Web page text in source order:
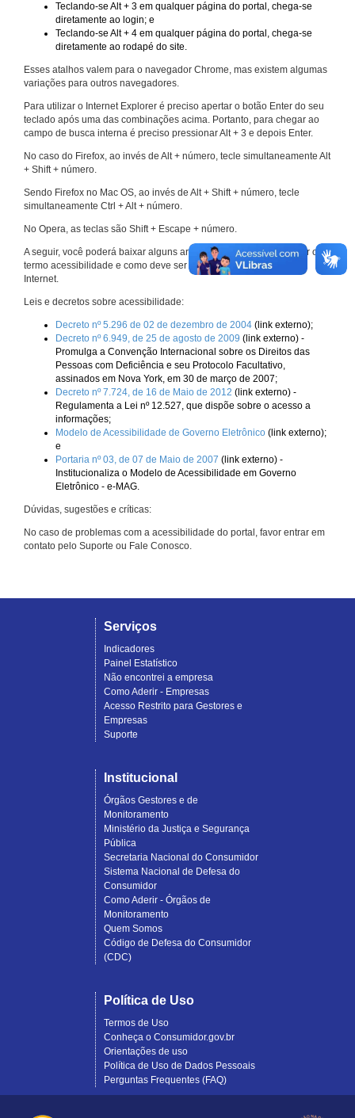
Teclando-se Alt + 3 em qualquer página do portal, chega-se
diretamente ao login; e
Teclando-se Alt + 4 em qualquer página do portal, chega-se
diretamente ao rodapé do site.
Esses atalhos valem para o navegador Chrome, mas existem algumas
variações para outros navegadores.
Para utilizar o Internet Explorer é preciso apertar o botão Enter do seu
teclado após uma das combinações acima. Portanto, para chegar ao
campo de busca interna é preciso pressionar Alt + 3 e depois Enter.
No caso do Firefox, ao invés de Alt + número, tecle simultaneamente Alt
+ Shift + número.
Sendo Firefox no Mac OS, ao invés de Alt + Shift + número, tecle
simultaneamente Ctrl + Alt + número.
No Opera, as teclas são Shift + Escape + número.
A seguir, você poderá baixar alguns arquivos que explicam melhor o
termo acessibilidade e como deve ser implementado nos sites da
Internet.
Leis e decretos sobre acessibilidade:
Decreto nº 5.296 de 02 de dezembro de 2004 (link externo);
Decreto nº 6.949, de 25 de agosto de 2009 (link externo) -
Promulga a Convenção Internacional sobre os Direitos das
Pessoas com Deficiência e seu Protocolo Facultativo,
assinados em Nova York, em 30 de março de 2007;
Decreto nº 7.724, de 16 de Maio de 2012 (link externo) -
Regulamenta a Lei nº 12.527, que dispõe sobre o acesso a
informações;
Modelo de Acessibilidade de Governo Eletrônico (link externo);
e
Portaria nº 03, de 07 de Maio de 2007 (link externo) -
Institucionaliza o Modelo de Acessibilidade em Governo
Eletrônico - e-MAG.
Dúvidas, sugestões e críticas:
No caso de problemas com a acessibilidade do portal, favor entrar em
contato pelo Suporte ou Fale Conosco.
Serviços
Indicadores
Painel Estatístico
Não encontrei a empresa
Como Aderir - Empresas
Acesso Restrito para Gestores e
Empresas
Suporte
Institucional
Órgãos Gestores e de
Monitoramento
Ministério da Justiça e Segurança
Pública
Secretaria Nacional do Consumidor
Sistema Nacional de Defesa do
Consumidor
Como Aderir - Órgãos de
Monitoramento
Quem Somos
Código de Defesa do Consumidor
(CDC)
Política de Uso
Termos de Uso
Conheça o Consumidor.gov.br
Orientações de uso
Política de Uso de Dados Pessoais
Perguntas Frequentes (FAQ)